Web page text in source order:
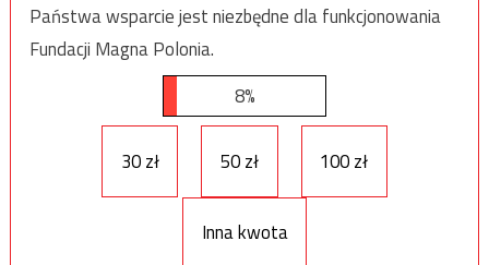
Państwa wsparcie jest niezbędne dla funkcjonowania
Fundacji Magna Polonia.
8%
30 zł 50 zł 100 zł
Inna kwota